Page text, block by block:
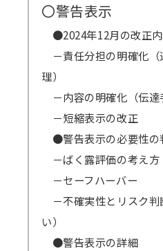
〇警告表示
●2024年12月の改正
－責任分担の明確化（
理）
－内容の明確化（伝達
－短縮表示の改正
●警告表示の必要性の
－ばく露評価の考え方
－セーフハーバー
－不確実性とリスク
い）
●警告表示の詳細